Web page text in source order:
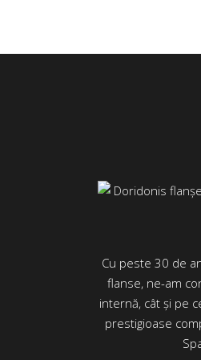
Cu peste 30 de
flanse, ne-am
internă, cât și pe
prestigioase